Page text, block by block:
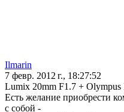
Ilmarin
7 февр. 2012 г., 18:27:52
Lumix 20mm F1.7 + Olympus
Есть желание приобрести
с собой -